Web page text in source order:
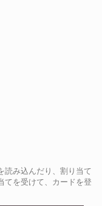
読み込んだり、割り当て
てを受けて、カードを登